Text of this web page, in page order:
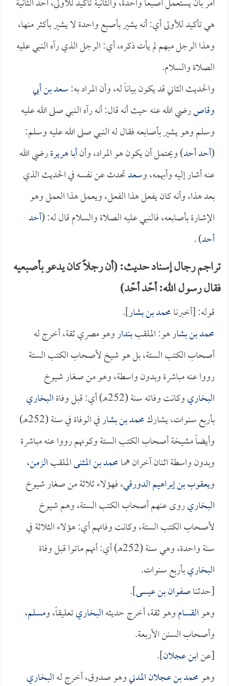
هي تأكيد للأولى أي: أنه يشير بأصبع واحدة لا يشير بأكثر منها،
وهذا الرجل مبهم لم يأت ذكره، أي: الرجل الذي رآه النبي عليه
الصلاة والسلام.
والحديث الثاني قد يكون بياناً له، وأن المراد به:سعد بن أبي
وقاصرضي الله عنه حيث أنه قال: أنه رآه النبي صلى الله عليه
وسلم وهو يشير بأصابعه فقال له النبي صلى الله عليه وسلم:
(أحد أحد) ويحتمل أن يكون هو المراد، وأنأبا هريرةرضي الله
عنه أشار إليه وأبهمه، وسعدتحدث عن نفسه في الحديث الذي
بعد هذا، وأنه كان يفعل هذا الفعل، ويعمل هذا العمل وهو
الإشارة بأصابعه، فالنبي عليه الصلاة والسلام قال له: (أحد
أحد) .
تراجم رجال إسناد حديث: (أن رجلاً كان يدعو بأصبعيه
فقال رسول الله: أحّد أحّد)
قوله: [أخبرنامحمد بن بشار].
محمد بن بشارهو: الملقببنداروهو مصري ثقة، أخرج له
أصحاب الكتب الستة، بل هو شيخ لأصحاب الكتب الستة
رووا عنه مباشرة وبدون واسطة، وهو من صغار شيوخ
البخاريوكانت وفاته سنة (252هـ) أي: قبل وفاة
البخاري
بأربع سنوات، يشاركمحمد بن بشار
في الوفاة في سنة (252هـ)
وأيضاً مشيخة أصحاب الكتب الستة وكونهم رووا عنه مباشرة
وبدون واسطة اثنان آخران همامحمد بن المثنىالملقبالزمن،
ويعقوب بن إبراهيم الدورقي، فهؤلاء ثلاثة من صغار شيوخ
البخاريروى عنهم أصحاب الكتب الستة، وهم شيوخ
لأصحاب الكتب الستة، وكانت وفاتهم أي: هؤلاء الثلاثة في
سنة واحدة، وهي سنة (252هـ) أي: أنهم ماتوا قبل وفاة
البخاريبأربع سنوات.
[حدثناصفوان بن عيسى].
وهوالقساموهو ثقة، أخرج حديثهالبخاريتعليقاً، ومسلم،
وأصحاب السنن الأربعة.
[عنابن عجلان].
وهومحمد بن عجلان المدنيوهو صدوق، أخرج لهالبخاري